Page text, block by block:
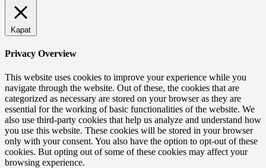
Kapat
Privacy Overview
This website uses cookies to improve your experience while you
navigate through the website. Out of these, the cookies that are
categorized as necessary are stored on your browser as they are
essential for the working of basic functionalities of the website. We
also use third-party cookies that help us analyze and understand how
you use this website. These cookies will be stored in your browser
only with your consent. You also have the option to opt-out of these
cookies. But opting out of some of these cookies may affect your
browsing experience.